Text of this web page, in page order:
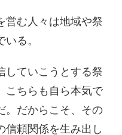
営む人々は地域や祭
る。
していこうとする祭
こちらも自ら本気で
。だからこそ、その
信頼関係を生み出し